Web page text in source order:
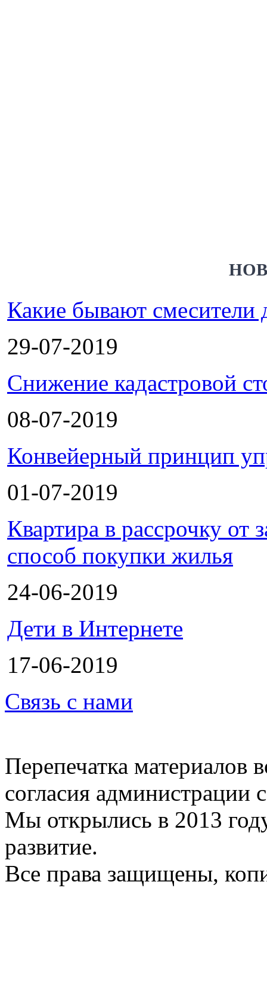
Какие бывают смесители
29-07-2019
Снижение кадастровой
08-07-2019
Конвейерный принцип
01-07-2019
Квартира в рассрочку
способ покупки жилья
24-06-2019
Дети в Интернете
17-06-2019
Связь с нами
Перепечатка материалов
согласия администрации
Мы открылись в 2013
развитие.
Все права защищены,